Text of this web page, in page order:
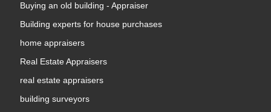
Buying an old building - Appraiser
Building experts for house purchases
home appraisers
Real Estate Appraisers
real estate appraisers
building surveyors